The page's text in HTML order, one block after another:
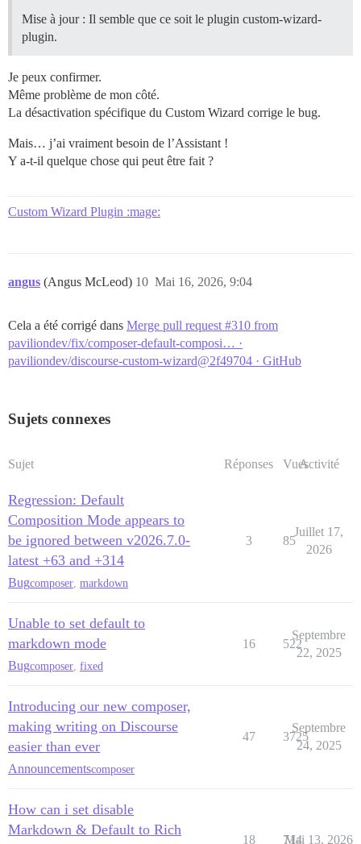
Mise à jour : Il semble que ce soit le plugin custom-wizard-
plugin.
Je peux confirmer.
Même problème de mon côté.
La désactivation spécifique du Custom Wizard corrige le bug.
Mais… j’ai vraiment besoin de l’Assistant !
Y a-t-il quelque chose qui peut être fait ?
Custom Wizard Plugin :mage:
angus (Angus McLeod) Mai 16, 2026, 9:04
10
Cela a été corrigé dans Merge pull request #310 from
paviliondev/fix/composer-default-composi… ·
paviliondev/discourse-custom-wizard@2f49704 · GitHub
Sujets connexes
Sujet Réponses VuesActivité
Regression: Default
Composition Mode appears to
be ignored between v2026.7.0-
latest +63 and +314
Bugcomposer markdown
3 85
Juillet 17,
2026
Unable to set default to
markdown mode
Bugcomposer fixed
16 522
Septembre
22, 2025
Introducing our new composer,
making writing on Discourse
easier than ever
Announcementscomposer
47 3725
Septembre
24, 2025
How can i set disable
Markdown & Default to Rich
18 714
Mai 13, 2026